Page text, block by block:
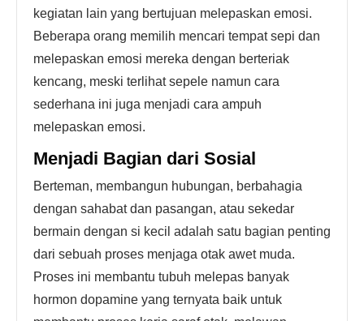
kegiatan lain yang bertujuan melepaskan emosi.
Beberapa orang memilih mencari tempat sepi dan
melepaskan emosi mereka dengan berteriak
kencang, meski terlihat sepele namun cara
sederhana ini juga menjadi cara ampuh
melepaskan emosi.
Menjadi Bagian dari Sosial
Berteman, membangun hubungan, berbahagia
dengan sahabat dan pasangan, atau sekedar
bermain dengan si kecil adalah satu bagian penting
dari sebuah proses menjaga otak awet muda.
Proses ini membantu tubuh melepas banyak
hormon dopamine yang ternyata baik untuk